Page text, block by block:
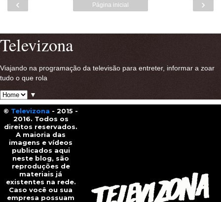
‹ ›
Página inicial
Televizona
Viajando na programação da televisão para entreter, informar a zoar
tudo o que rola
▼
© Televizona - 2015 -
2016. Todos os
direitos reservados.
A maioria das
imagens e vídeos
publicados aqui
neste blog, são
reproduções de
materiais já
existentes na rede.
Caso você ou sua
empresa possuam